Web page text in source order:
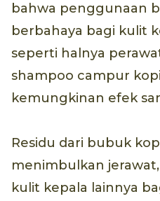
bahwa penggunaan
berbahaya bagi kulit
seperti halnya
shampoo campur
kemungkinan efek
Residu dari bubuk
menimbulkan
kulit kepala lainnya